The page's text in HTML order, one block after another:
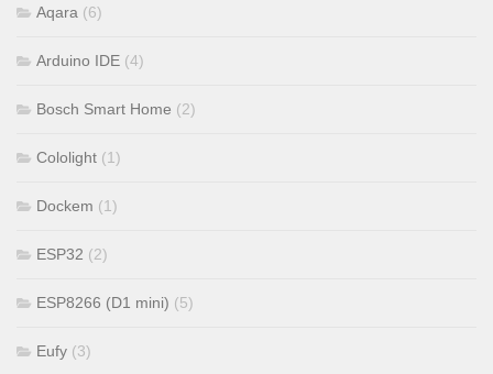
Aqara (6)
Arduino IDE (4)
Bosch Smart Home (2)
Cololight (1)
Dockem (1)
ESP32 (2)
ESP8266 (D1 mini) (5)
Eufy (3)